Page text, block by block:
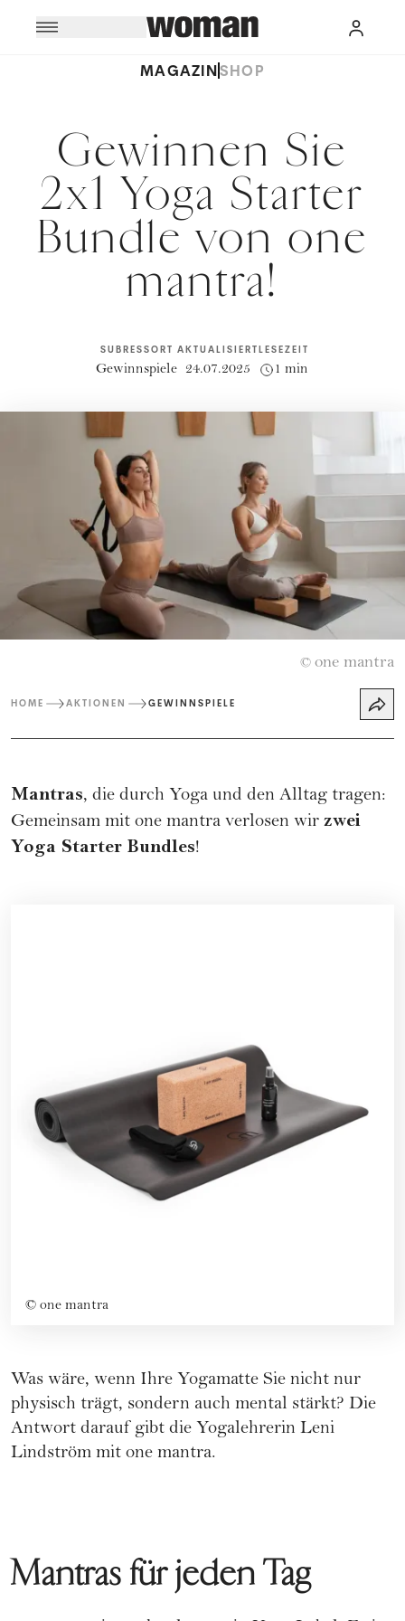
MAGAZINSHOP
Gewinnen Sie
2x1 Yoga Starter
Bundle von one
mantra!
SUBRESSORT
Gewinnspiele
AKTUALISIERT
24.07.2025
LESEZEIT
1 min
© one mantra
HOME AKTIONEN GEWINNSPIELE
Mantras, die durch Yoga und den Alltag tragen:
Gemeinsam mit one mantra verlosen wir zwei
Yoga Starter Bundles!
© one mantra
Was wäre, wenn Ihre Yogamatte Sie nicht nur
physisch trägt, sondern auch mental stärkt? Die
Antwort darauf gibt die Yogalehrerin Leni
Lindström mit one mantra.
Mantras für jeden Tag